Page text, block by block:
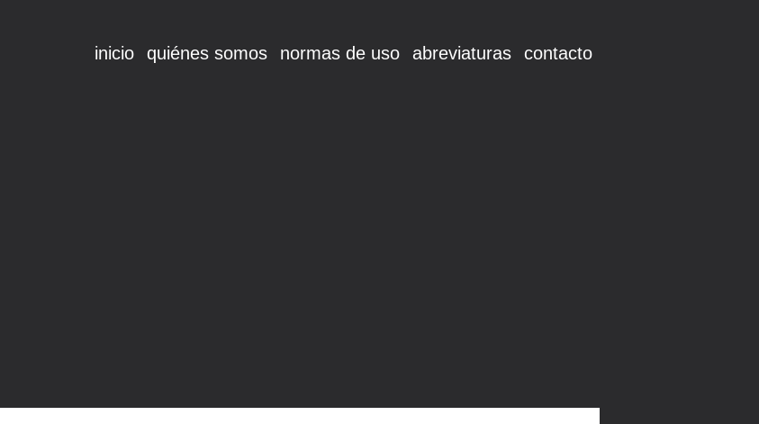
inicio quiénes somos normas de uso abreviaturas contacto